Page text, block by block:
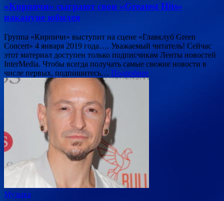
«Кирпичи» сыграют свои «Greatest Hits»
накануне юбилея
Группа «Кирпичи» выступит на сцене «Главклуб Green
Concert» 4 января 2019 года…. Уважаемый читатель! Сейчас
этот материал доступен только подписчикам Ленты новостей
InterMedia. Чтобы всегда получать самые свежие новости в
числе первых, подпишитесь… Подробнее
Музыка